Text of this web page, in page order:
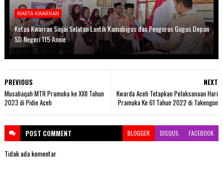
WARTA KWARRAN
Ketua Kwarran Sinjai Selatan Lantik Kamabigus dan Pengurus Gugus Depan
SD Negeri 115 Annie
NEXT
Kwarda Aceh Tetapkan Pelaksanaan Hari
Pramuka Ke 61 Tahun 2022 di Takengon
PREVIOUS
Musabaqah MTR Pramuka ke XXII Tahun
2023 di Pidie Aceh
POST COMMENT BLOGGER DISQUS FACEBOOK
Tidak ada komentar